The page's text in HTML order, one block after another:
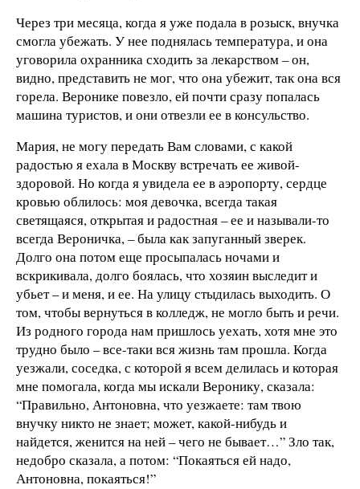
Через три месяца, когда я уже подала в розыск, внучка
смогла убежать. У нее поднялась температура, и она
уговорила охранника сходить за лекарством – он,
видно, представить не мог, что она убежит, так она вся
горела. Веронике повезло, ей почти сразу попалась
машина туристов, и они отвезли ее в консульство.
Мария, не могу передать Вам словами, с какой
радостью я ехала в Москву встречать ее живой-
здоровой. Но когда я увидела ее в аэропорту, сердце
кровью облилось: моя девочка, всегда такая
светящаяся, открытая и радостная – ее и называли-то
всегда Вероничка, – была как запуганный зверек.
Долго она потом еще просыпалась ночами и
вскрикивала, долго боялась, что хозяин выследит и
убьет – и меня, и ее. На улицу стыдилась выходить. О
том, чтобы вернуться в колледж, не могло быть и речи.
Из родного города нам пришлось уехать, хотя мне это
трудно было – все-таки вся жизнь там прошла. Когда
уезжали, соседка, с которой я всем делилась и которая
мне помогала, когда мы искали Веронику, сказала:
“Правильно, Антоновна, что уезжаете: там твою
внучку никто не знает; может, какой-нибудь и
найдется, женится на ней – чего не бывает…” Зло так,
недобро сказала, а потом: “Покаяться ей надо,
Антоновна, покаяться!”